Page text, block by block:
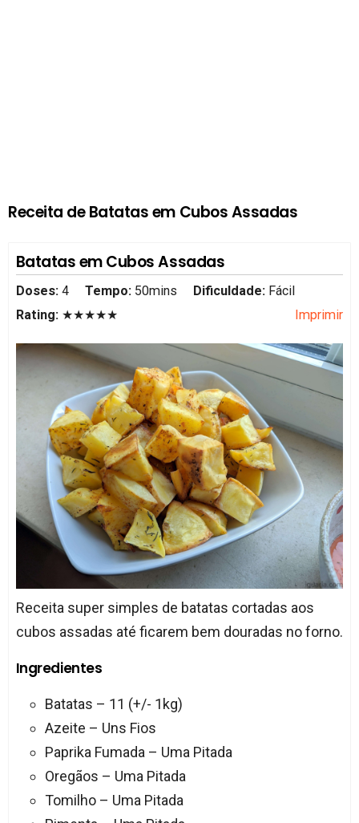
Receita de Batatas em Cubos Assadas
Batatas em Cubos Assadas
Doses: 4 Tempo: 50mins Dificuldade: Fácil
Rating: ★★★★★ Imprimir
Receita super simples de batatas cortadas aos
cubos assadas até ficarem bem douradas no forno.
Ingredientes
Batatas – 11 (+/- 1kg)
Azeite – Uns Fios
Paprika Fumada – Uma Pitada
Oregãos – Uma Pitada
Tomilho – Uma Pitada